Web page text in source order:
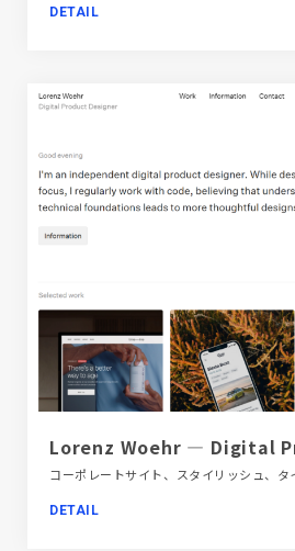
DETAIL
DETAIL